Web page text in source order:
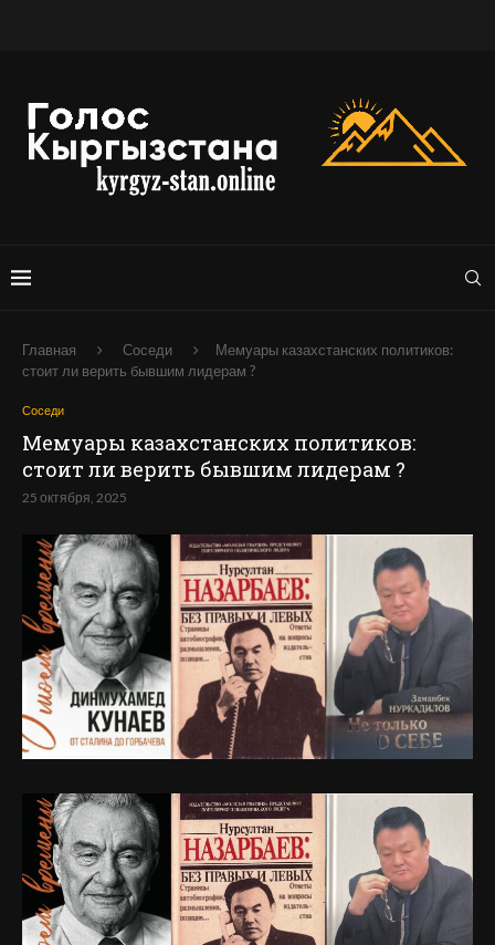
Главная Соседи
Мемуары казахстанских политиков:
стоит ли верить бывшим лидерам ?
Соседи
Мемуары казахстанских политиков:
стоит ли верить бывшим лидерам ?
25 октября, 2025